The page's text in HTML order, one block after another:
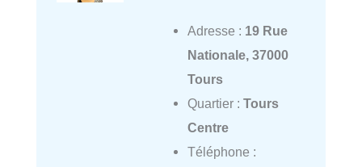
Adresse : 19 Rue
Nationale, 37000
Tours
Quartier : Tours
Centre
Téléphone :